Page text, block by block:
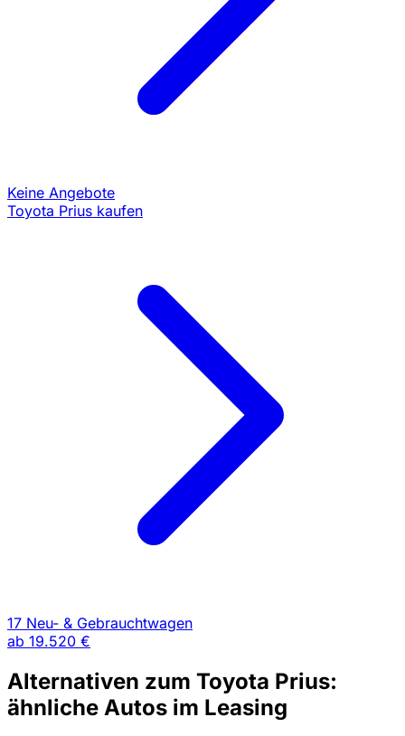
Keine Angebote
Toyota Prius kaufen
17 Neu- & Gebrauchtwagen
ab 19.520 €
Alternativen zum Toyota Prius:
ähnliche Autos im Leasing